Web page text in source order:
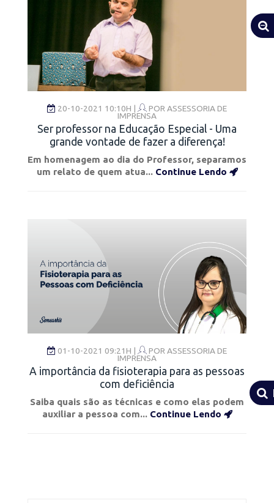
20-10-2021 10:10H | POR ASSESSORIA DE
IMPRENSA
Ser professor na Educação Especial - Uma
grande vontade de fazer a diferença!
Em homenagem ao dia do Professor, separamos
um relato de quem atua... Continue Lendo
01-10-2021 09:21H | POR ASSESSORIA DE
IMPRENSA
A importância da fisioterapia para as pessoas
com deficiência
Saiba quais são as técnicas e como elas podem
auxiliar a pessoa com... Continue Lendo